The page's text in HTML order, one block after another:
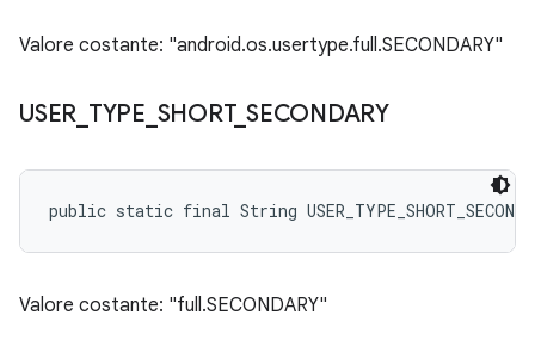
Valore costante: "android.os.usertype.full.SECONDARY"
USER TYPE SHORT_ SECONDARY
public static final String
Valore costante: "full.SECONDARY"